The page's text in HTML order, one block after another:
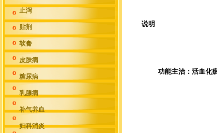
止泻
贴剂
软膏
皮肤病
糖尿病
乳腺病
补气养血
妇科消炎
说明
功能主治：活血化